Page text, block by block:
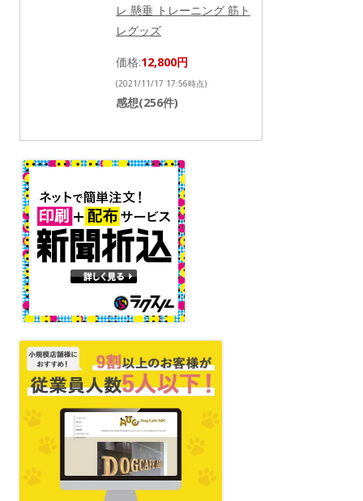
レ 懸垂 トレーニング 筋ト
レグッズ
価格:12,800円
(2021/11/17 17:56時点)
感想(256件)